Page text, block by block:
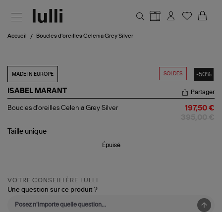
Accueil Boucles d'oreilles Celenia Grey Silver
SOLDES -50%
MADE IN EUROPE
ISABEL MARANT
Boucles
Grey
Partager
Boucles d'oreilles Celenia Grey Silver 197,50 €
Taille unique
Épuisé
VOTRE CONSEILLÈRE LULLI
Une question sur ce produit ?